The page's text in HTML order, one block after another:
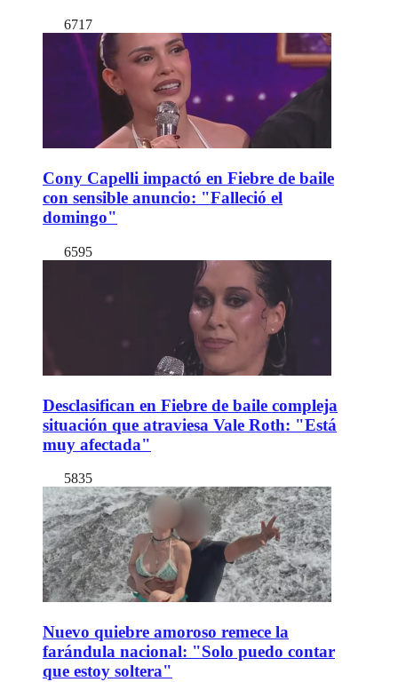
6717
Cony Capelli impactó en Fiebre de baile
con sensible anuncio: "Falleció el
domingo"
6595
Desclasifican en Fiebre de baile compleja
situación que atraviesa Vale Roth: "Está
muy afectada"
5835
Nuevo quiebre amoroso remece la
farándula nacional: "Solo puedo contar
que estoy soltera"